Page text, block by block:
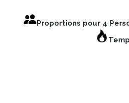
Proportions pour 4